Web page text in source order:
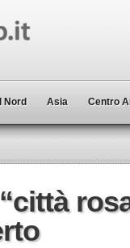
Nord Asia Centro